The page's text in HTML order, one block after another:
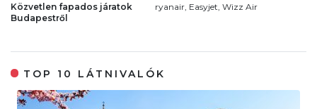
Közvetlen fapados járatok
Budapestről
ryanair, Easyjet, Wizz Air
TOP 10 LÁTNIVALÓK